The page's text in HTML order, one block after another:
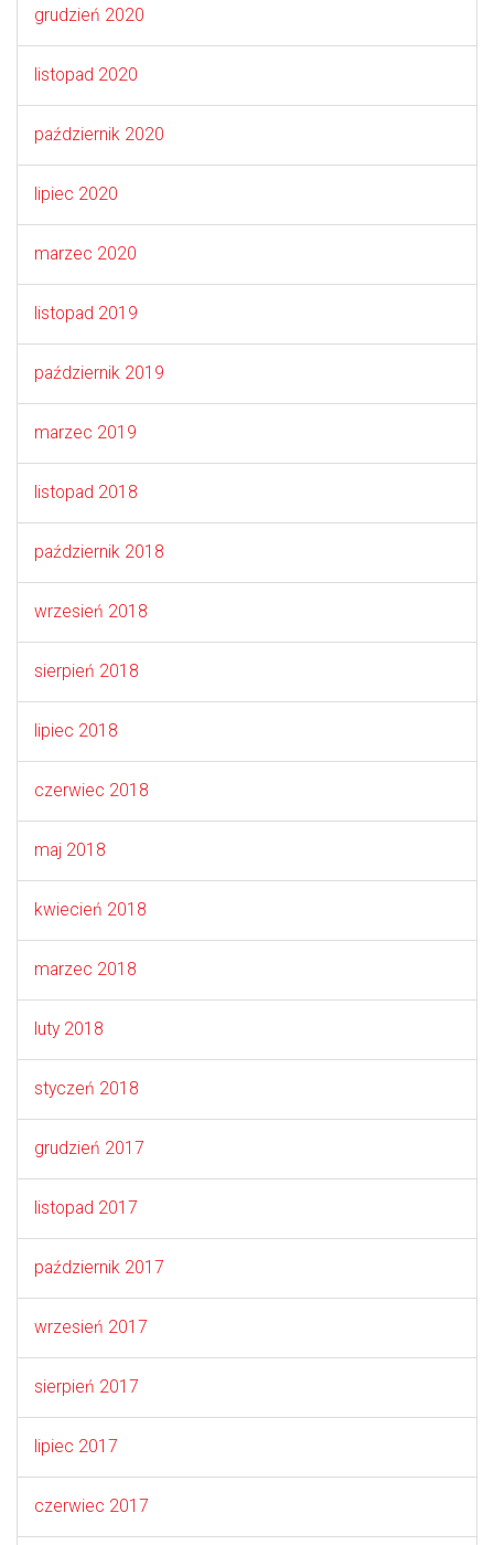
grudzień 2020
listopad 2020
październik 2020
lipiec 2020
marzec 2020
listopad 2019
październik 2019
marzec 2019
listopad 2018
październik 2018
wrzesień 2018
sierpień 2018
lipiec 2018
czerwiec 2018
maj 2018
kwiecień 2018
marzec 2018
luty 2018
styczeń 2018
grudzień 2017
listopad 2017
październik 2017
wrzesień 2017
sierpień 2017
lipiec 2017
czerwiec 2017